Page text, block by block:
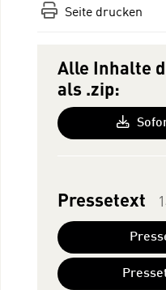
Seite drucken
Alle Inhalte
als .zip:
Pressetext